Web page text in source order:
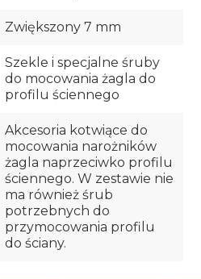
Zwiększony 7 mm
Szekle i specjalne śruby
do mocowania żagla do
profilu ściennego
Akcesoria kotwiące do
mocowania narożników
żagla naprzeciwko profilu
ściennego. W zestawie nie
ma również śrub
potrzebnych do
przymocowania profilu
do ściany.